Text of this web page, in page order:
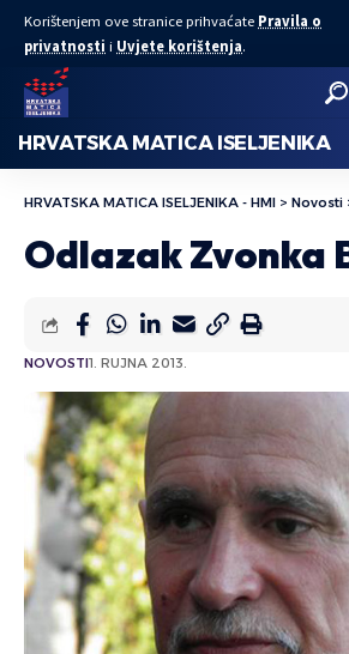
Korištenjem ove stranice prihvaćate Pravila o
privatnosti i Uvjete korištenja.
HRVATSKA MATICA ISELJENIKA
HRVATSKA MATICA ISELJENIKA - HMI > Novosti
Odlazak Zvonka
NOVOSTI1. RUJNA 2013.